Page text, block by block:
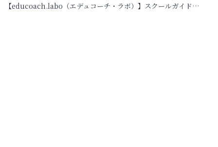
【educoach.labo（エデュコーチ・ラボ）】スクールガイド…